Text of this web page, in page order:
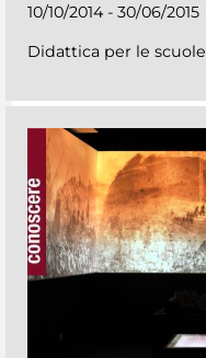
10/10/2014 - 30/06/2015
Didattica per le scuole